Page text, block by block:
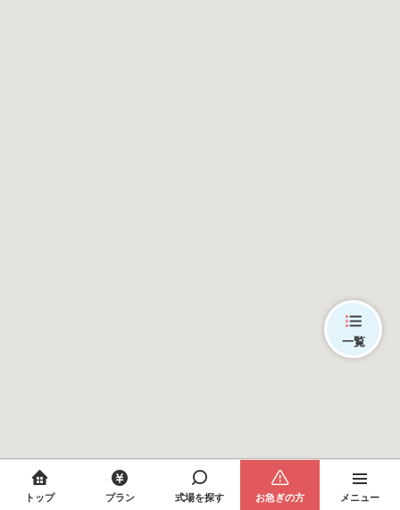
一覧
トップ プラン 式場を探す お急ぎの方 メニュー